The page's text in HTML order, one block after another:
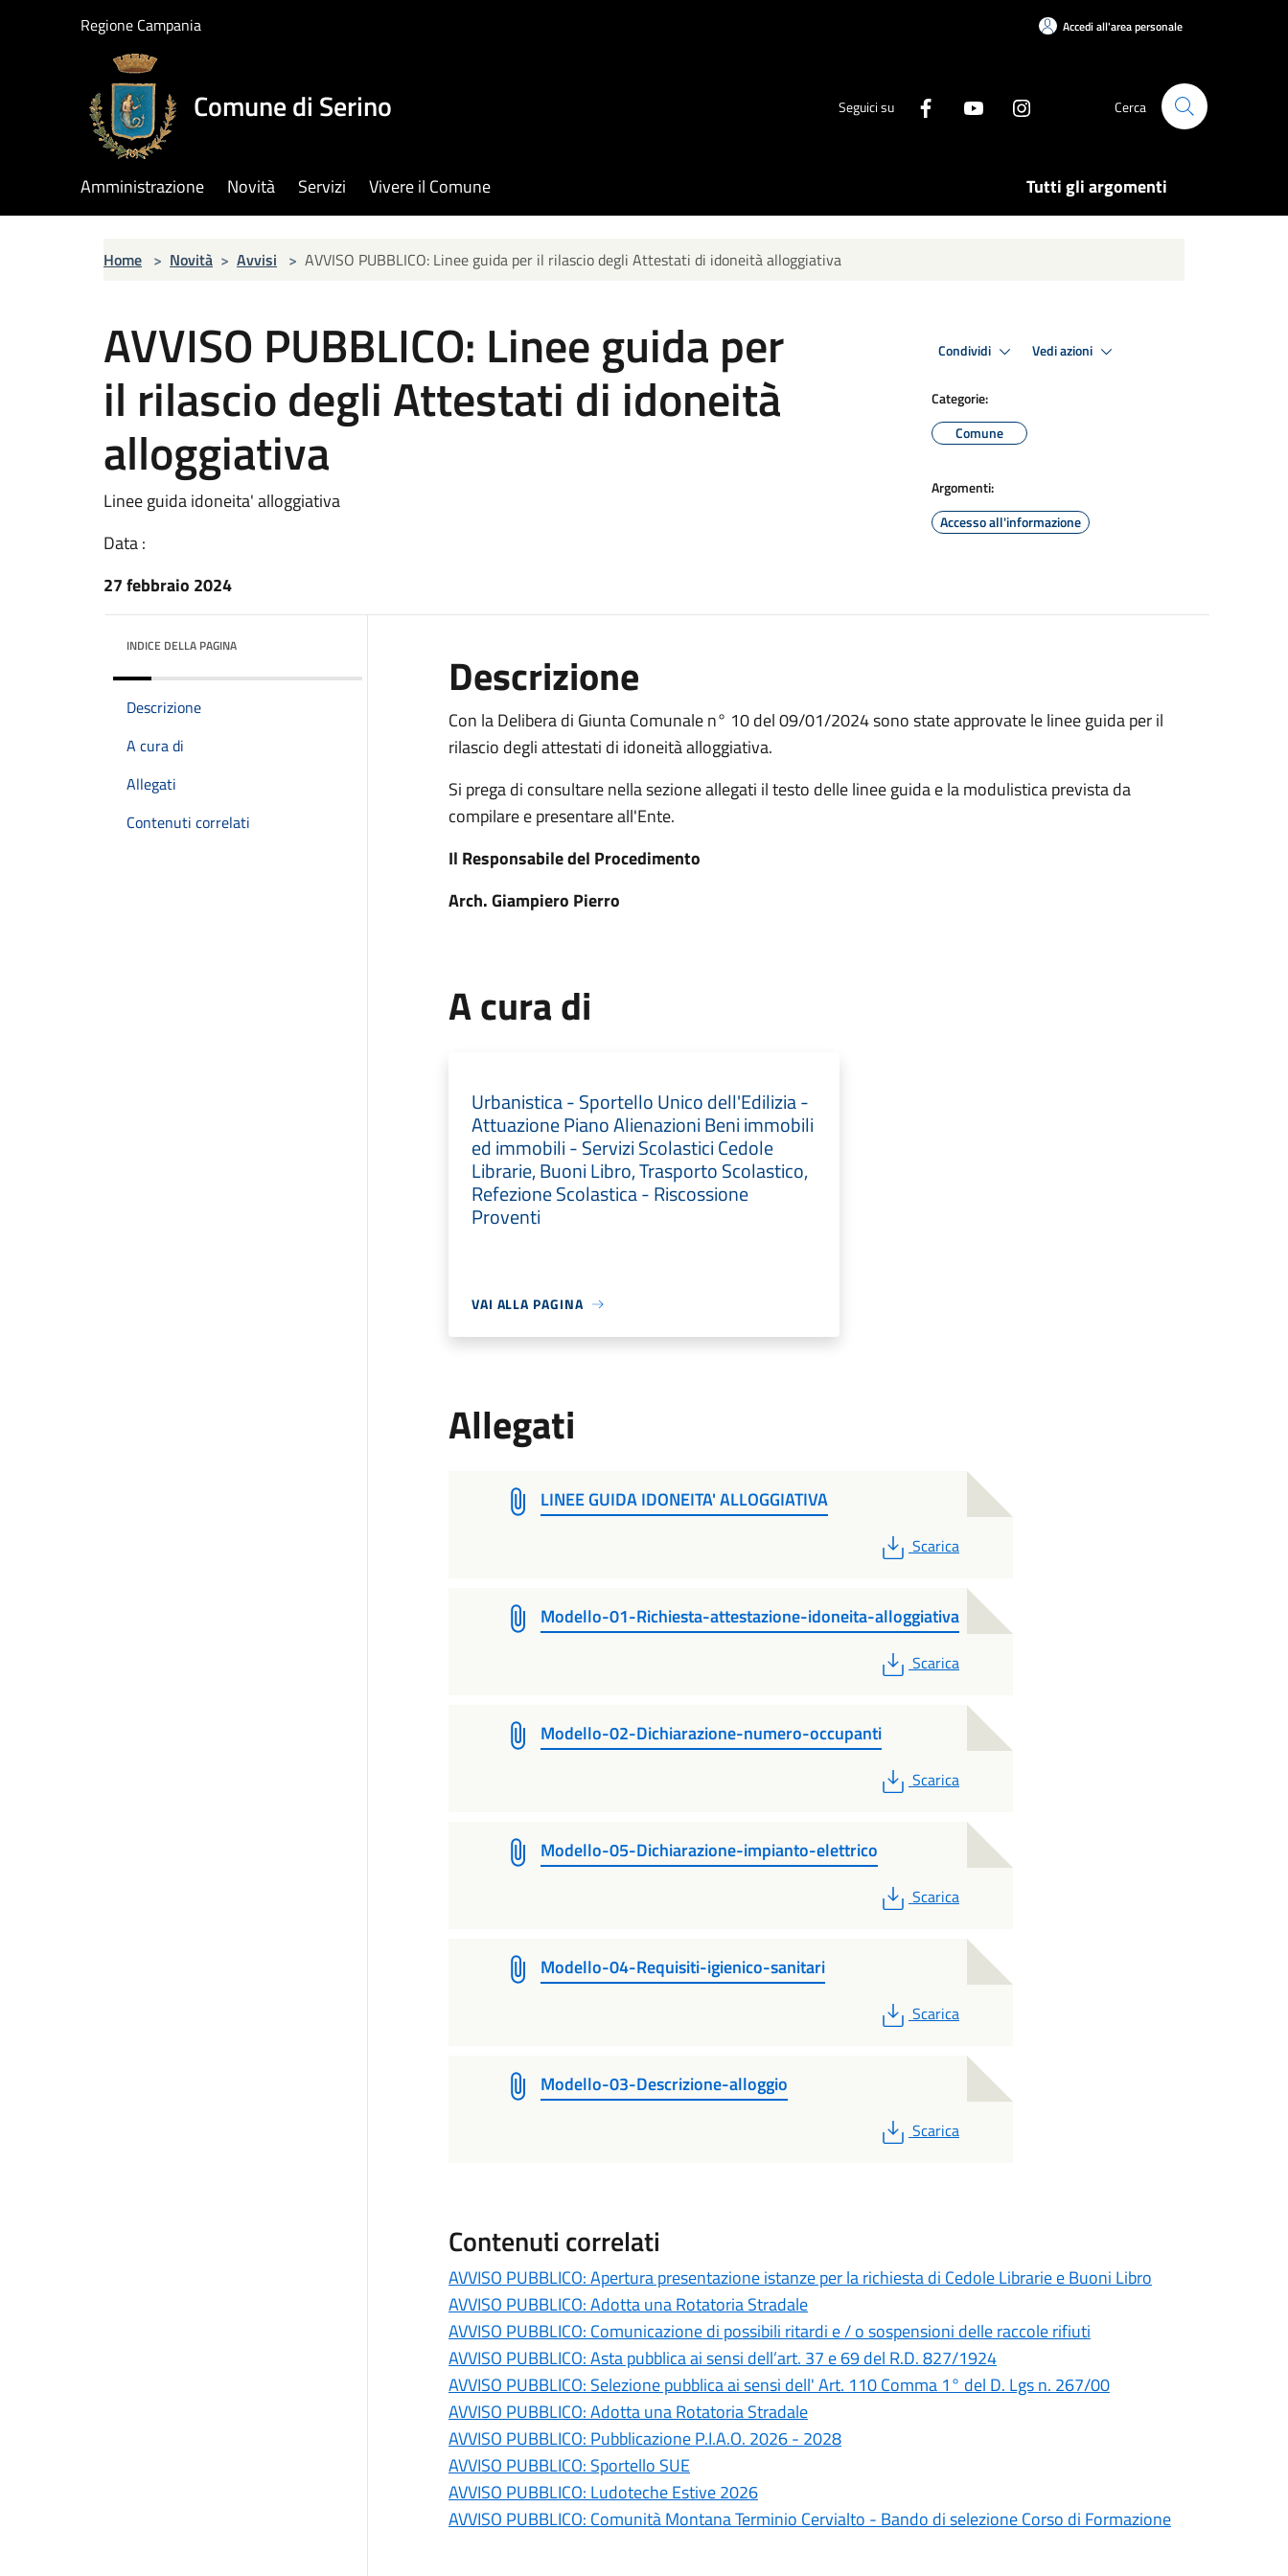
Regione Campania Accedi all'area personale
Comune di Serino Seguici su Cerca
Amministrazione Novità Servizi Vivere il Comune Tutti gli argomenti
Home > Novità > Avvisi > AVVISO PUBBLICO: Linee guida per il rilascio degli Attestati di idoneità alloggiativa
AVVISO PUBBLICO: Linee guida per
il rilascio degli Attestati di idoneità
alloggiativa
Linee guida idoneita' alloggiativa
Data :
27 febbraio 2024
Condividi Vedi azioni
Categorie:
Comune
Argomenti:
Accesso all'informazione
INDICE DELLA PAGINA
Descrizione
A cura di
Allegati
Contenuti correlati
Descrizione
Con la Delibera di Giunta Comunale n° 10 del 09/01/2024 sono state approvate le linee guida per il
rilascio degli attestati di idoneità alloggiativa.
Si prega di consultare nella sezione allegati il testo delle linee guida e la modulistica prevista da
compilare e presentare all'Ente.
Il Responsabile del Procedimento
Arch. Giampiero Pierro
A cura di
Urbanistica - Sportello Unico dell'Edilizia -
Attuazione Piano Alienazioni Beni immobili
ed immobili - Servizi Scolastici Cedole
Librarie, Buoni Libro, Trasporto Scolastico,
Refezione Scolastica - Riscossione
Proventi
VAI ALLA PAGINA
Allegati
LINEE GUIDA IDONEITA' ALLOGGIATIVA
PDF
Scarica
Modello-01-Richiesta-attestazione-idoneita-alloggiativa
PDF
Scarica
Modello-02-Dichiarazione-numero-occupanti
PDF
Scarica
Modello-05-Dichiarazione-impianto-elettrico
PDF
Scarica
Modello-04-Requisiti-igienico-sanitari
PDF
Scarica
Modello-03-Descrizione-alloggio
PDF
Scarica
Contenuti correlati
AVVISO PUBBLICO: Apertura presentazione istanze per la richiesta di Cedole Librarie e Buoni Libro
AVVISO PUBBLICO: Adotta una Rotatoria Stradale
AVVISO PUBBLICO: Comunicazione di possibili ritardi e / o sospensioni delle raccole rifiuti
AVVISO PUBBLICO: Asta pubblica ai sensi dell’art. 37 e 69 del R.D. 827/1924
AVVISO PUBBLICO: Selezione pubblica ai sensi dell' Art. 110 Comma 1° del D. Lgs n. 267/00
AVVISO PUBBLICO: Adotta una Rotatoria Stradale
AVVISO PUBBLICO: Pubblicazione P.I.A.O. 2026 - 2028
AVVISO PUBBLICO: Sportello SUE
AVVISO PUBBLICO: Ludoteche Estive 2026
AVVISO PUBBLICO: Comunità Montana Terminio Cervialto - Bando di selezione Corso di Formazione